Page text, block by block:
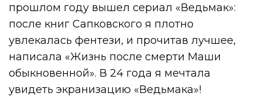
прошлом году вышел сериал «Ведьмак»:
после книг Сапковского я плотно
увлекалась фентези, и прочитав лучшее,
написала «Жизнь после смерти Маши
обыкновенной». В 24 года я мечтала
увидеть экранизацию «Ведьмака»!